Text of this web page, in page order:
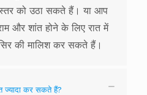
को उठा सकते हैं। या आप
और शांत होने के लिए रात में
की मालिश कर सकते हैं।
ज्यादा कर सकते हैं?